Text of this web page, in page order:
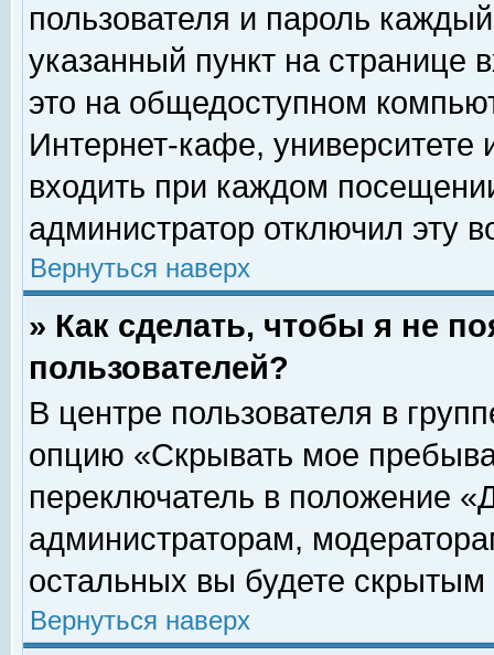
пользователя и пароль
указанный пункт на
это на общедоступном
Интернет-кафе, университете
входить при каждом
администратор отключил эту
Вернуться наверх
» Как сделать, чтобы я не
пользователей?
В центре пользователя в
опцию «Скрывать мое
переключатель в положение
администраторам,
остальных вы будете скрытым
Вернуться наверх